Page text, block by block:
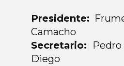
Presidente:
Camacho
Secretario:
Diego